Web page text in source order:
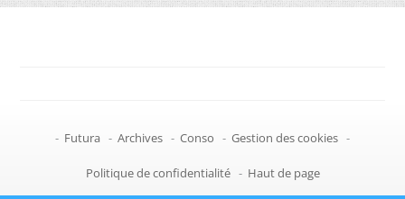
- Futura - Archives - Conso - Gestion des cookies -
Politique de confidentialité - Haut de page